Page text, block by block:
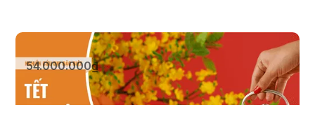
Tết Nguyên Đán (2017, 2018 & 2019)
54.000.000₫
Xem sản phẩm